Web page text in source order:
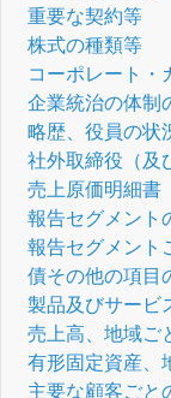
重要な契約等
株式の種類等
コーポレート・
企業統治の体制
略歴、役員の状
社外取締役（及
売上原価明細書
報告セグメント
報告セグメント
債その他の項目
製品及びサービ
売上高、地域ご
有形固定資産、
主要な顧客ごと